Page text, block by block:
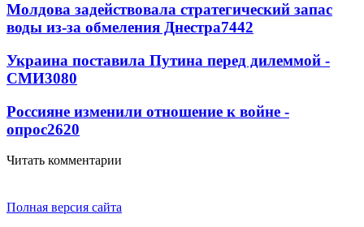
Молдова задействовала стратегический запас
воды из-за обмеления Днестра7442
Украина поставила Путина перед дилеммой -
СМИ3080
Россияне изменили отношение к войне -
опрос2620
Читать комментарии
Полная версия сайта